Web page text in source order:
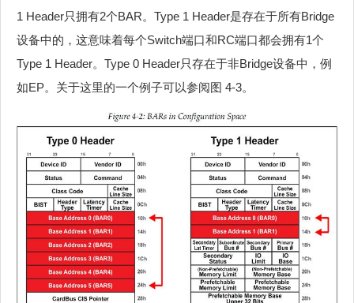
1 Header只拥有2个BAR。Type 1 Header是存在于所有Bridge
设备中的，这意味着每个Switch端口和RC端口都会拥有1个
Type 1 Header。Type 0 Header只存在于非Bridge设备中，例
如EP。关于这里的一个例子可以参阅图 4‑3。